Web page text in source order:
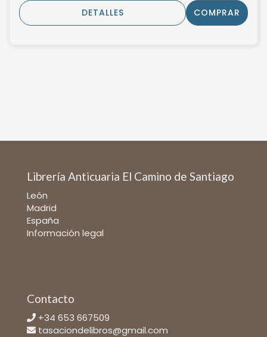
DETALLES COMPRAR
Librería Anticuaria El Camino de Santiago
León
Madrid
España
Información legal
Contacto
+34 653 667509
tasaciondelibros@gmail.com